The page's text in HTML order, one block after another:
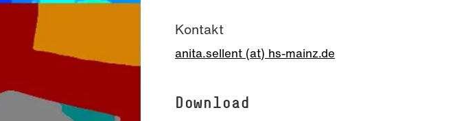
Kontakt
anita.sellent (at) hs-mainz.de
Download